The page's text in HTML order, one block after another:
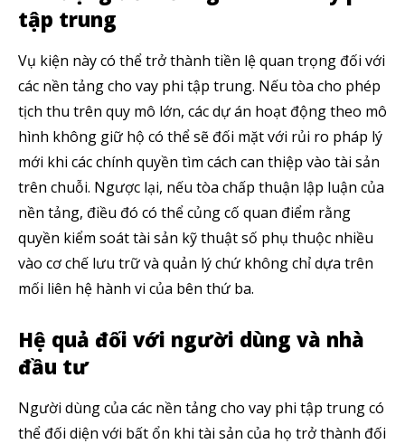
tập trung
Vụ kiện này có thể trở thành tiền lệ quan trọng đối với
các nền tảng cho vay phi tập trung. Nếu tòa cho phép
tịch thu trên quy mô lớn, các dự án hoạt động theo mô
hình không giữ hộ có thể sẽ đối mặt với rủi ro pháp lý
mới khi các chính quyền tìm cách can thiệp vào tài sản
trên chuỗi. Ngược lại, nếu tòa chấp thuận lập luận của
nền tảng, điều đó có thể củng cố quan điểm rằng
quyền kiểm soát tài sản kỹ thuật số phụ thuộc nhiều
vào cơ chế lưu trữ và quản lý chứ không chỉ dựa trên
mối liên hệ hành vi của bên thứ ba.
Hệ quả đối với người dùng và nhà
đầu tư
Người dùng của các nền tảng cho vay phi tập trung có
thể đối diện với bất ổn khi tài sản của họ trở thành đối